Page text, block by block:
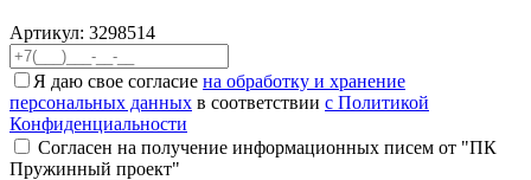
Артикул: 3298514
Я даю свое согласие на обработку и хранение
персональных данных в соответствии с Политикой
Конфиденциальности
Согласен на получение информационных писем от "ПК
Пружинный проект"